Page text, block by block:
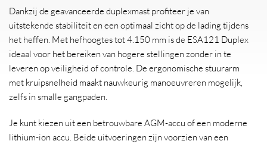
Dankzij de geavanceerde duplexmast profiteer je van
uitstekende stabiliteit en een optimaal zicht op de lading tijdens
het heffen. Met hefhoogtes tot 4.150 mm is de ESA121 Duplex
ideaal voor het bereiken van hogere stellingen zonder in te
leveren op veiligheid of controle. De ergonomische stuurarm
met kruipsnelheid maakt nauwkeurig manoeuvreren mogelijk,
zelfs in smalle gangpaden.
Je kunt kiezen uit een betrouwbare AGM-accu of een moderne
lithium-ion accu. Beide uitvoeringen zijn voorzien van een